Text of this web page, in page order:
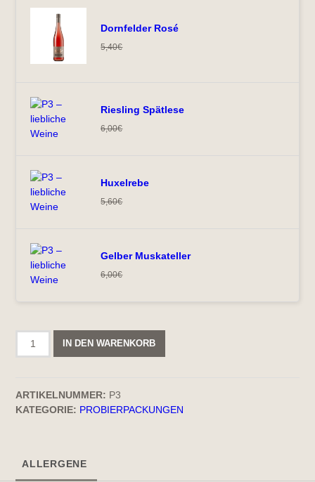
Dornfelder Rosé
5,40€
Riesling Spätlese
6,00€
Huxelrebe
5,60€
Gelber Muskateller
6,00€
Menge
IN DEN WARENKORB
ARTIKELNUMMER: P3
KATEGORIE: PROBIERPACKUNGEN
ALLERGENE